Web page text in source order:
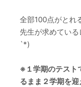
全部100点がとれ
先生が求めてい
`*)
※１学期のテスト
るまま２学期を迎